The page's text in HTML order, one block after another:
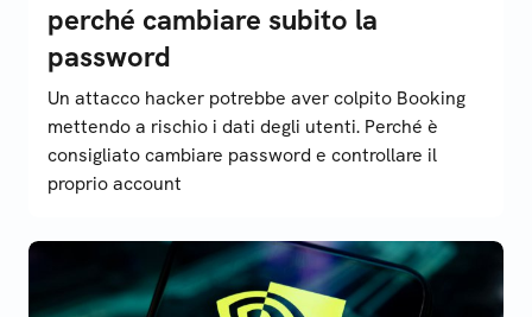
perché cambiare subito la
password
Un attacco hacker potrebbe aver colpito Booking
mettendo a rischio i dati degli utenti. Perché è
consigliato cambiare password e controllare il
proprio account